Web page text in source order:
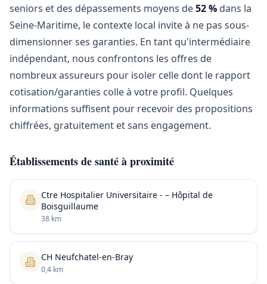
seniors et des dépassements moyens de52 % dans la
Seine-Maritime, le contexte local invite à ne pas sous-
dimensionner ses garanties. En tant qu'intermédiaire
indépendant, nous confrontons les offres de
nombreux assureurs pour isoler celle dont le rapport
cotisation/garanties colle à votre profil. Quelques
informations suffisent pour recevoir des propositions
chiffrées, gratuitement et sans engagement.
Établissements de santé à proximité
Ctre Hospitalier Universitaire - – Hôpital de
Boisguillaume
38 km
CH Neufchatel-en-Bray
0,4 km